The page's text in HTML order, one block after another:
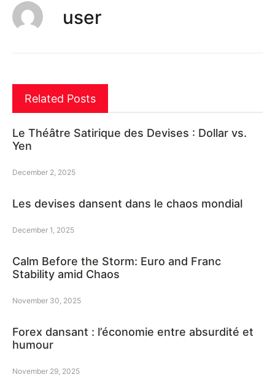
user
Related Posts
Le Théâtre Satirique des Devises : Dollar vs.
Yen
December 2, 2025
Les devises dansent dans le chaos mondial
December 1, 2025
Calm Before the Storm: Euro and Franc
Stability amid Chaos
November 30, 2025
Forex dansant : l’économie entre absurdité et
humour
November 29, 2025